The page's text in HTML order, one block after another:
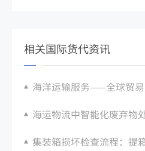
相关国际货代资讯
海洋运输服务——全球贸
海运物流中智能化废弃物
集装箱损坏检查流程：提